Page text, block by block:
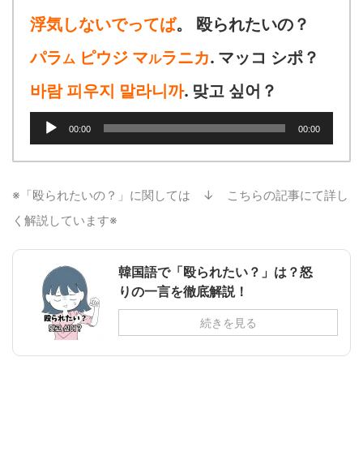
浮気しないでってば。 殴られたいの？
パラム ピウジ マルラニカ. マッコ シポ？
바람 피우지 말라니까. 맞고 싶어？
ー
ー
00:00 00:00
※「殴られたいの？」に関しては ↓ こちらの記事にて詳し
く解説しています※
韓国語で「殴られたい？」は？怒
りの一言を徹底解説！
続きを見る